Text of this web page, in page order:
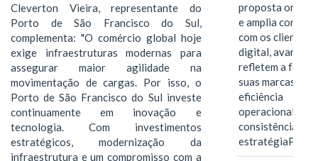
Cleverton Vieira, representante do
Porto de São Francisco do Sul,
complementa: "O comércio global hoje
exige infraestruturas modernas para
assegurar maior agilidade na
movimentação de cargas. Por isso, o
Porto de São Francisco do Sul investe
continuamente em inovação e
tecnologia. Com investimentos
estratégicos, modernização da
infraestrutura e um compromisso com a
proposta
e amplia
com os clientes
digital, avanços
refletem a força
suas marcas, a
eficiência
operacional e a
consistência de